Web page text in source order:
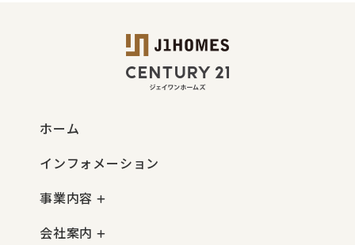
ホーム
インフォメーション
事業内容
会社案内